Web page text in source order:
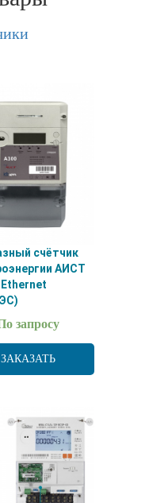
счётчик
АИСТ
запросу
ЗАКАЗАТЬ